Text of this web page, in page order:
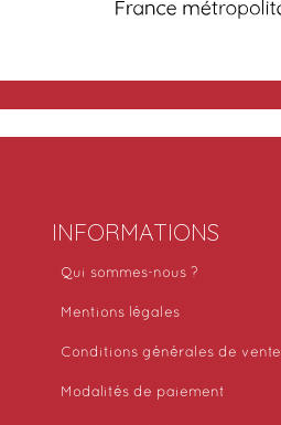
INFORMATIONS
Qui sommes-nous ?
Mentions légales
Conditions générales de vente
Modalités de paiement